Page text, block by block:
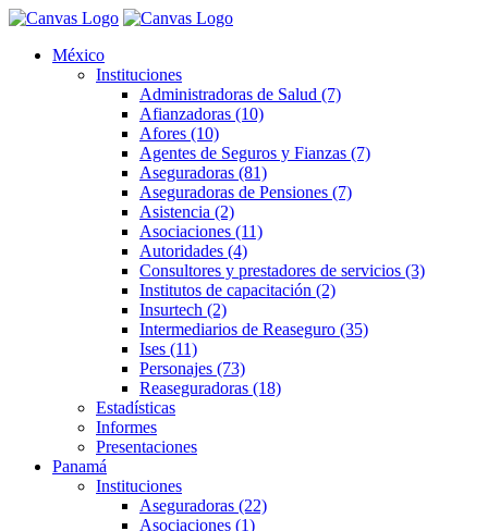
México
Instituciones
Administradoras de Salud (7)
Afianzadoras (10)
Afores (10)
Agentes de Seguros y Fianzas (7)
Aseguradoras (81)
Aseguradoras de Pensiones (7)
Asistencia (2)
Asociaciones (11)
Autoridades (4)
Consultores y prestadores de servicios (3)
Institutos de capacitación (2)
Insurtech (2)
Intermediarios de Reaseguro (35)
Ises (11)
Personajes (73)
Reaseguradoras (18)
Estadísticas
Informes
Presentaciones
Panamá
Instituciones
Aseguradoras (22)
Asociaciones (1)